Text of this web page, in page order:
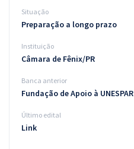
Questões grátis
Blog
Aprovados
Atendimento
Situação
Preparação a longo prazo
Instituição
Câmara de Fênix/PR
Banca anterior
Fundação de Apoio à UNESPAR
Último edital
Link